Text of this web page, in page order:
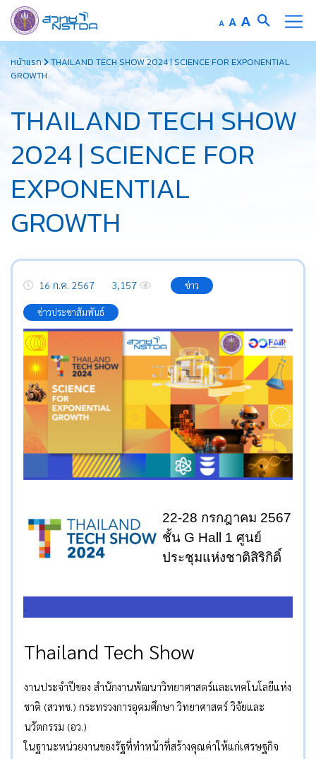
to
content
A Decrease
font
size.
AReset
font
size.
A Increase
font
size.
หน้าแรก
THAILAND TECH SHOW 2024 | SCIENCE FOR EXPONENTIAL
GROWTH
THAILAND TECH SHOW
2024 | SCIENCE FOR
EXPONENTIAL
GROWTH
16 ก.ค. 2567 3,157 ข่าว
ข่าวประชาสัมพันธ์
22-28 กรกฎาคม 2567
ชั้น G Hall 1 ศูนย์
ประชุมแห่งชาติสิริกิติ์
.
Thailand Tech Show
งานประจำปีของ สำนักงานพัฒนาวิทยาศาสตร์และเทคโนโลยีแห่ง
ชาติ (สวทช.) กระทรวงการอุดมศึกษา วิทยาศาสตร์ วิจัยและ
นวัตกรรม (อว.)
ในฐานะหน่วยงานของรัฐที่ทำหน้าที่สร้างคุณค่าให้แก่เศรษฐกิจ